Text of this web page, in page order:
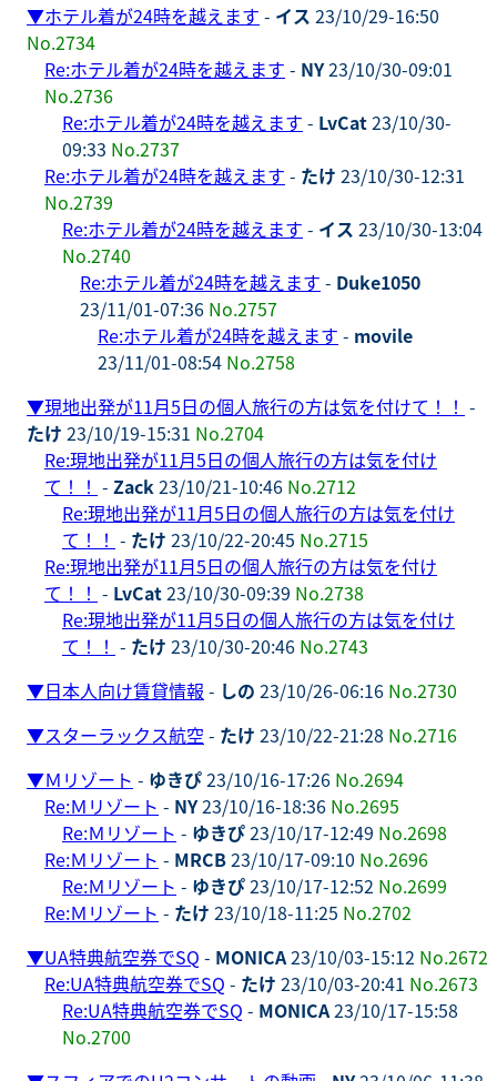
▼ホテル着が24時を越えます - イス 23/10/29-16:50
No.2734
Re:ホテル着が24時を越えます - NY23/10/30-09:01
No.2736
Re:ホテル着が24時を越えます - LvCat23/10/30-
09:33 No.2737
Re:ホテル着が24時を越えます - たけ 23/10/30-12:31
No.2739
Re:ホテル着が24時を越えます - イス 23/10/30-13:04
No.2740
Re:ホテル着が24時を越えます - Duke1050
23/11/01-07:36 No.2757
Re:ホテル着が24時を越えます - movile
23/11/01-08:54 No.2758
▼現地出発が11月5日の個人旅行の方は気を付けて！！ -
たけ 23/10/19-15:31 No.2704
Re:現地出発が11月5日の個人旅行の方は気を付け
て！！ - Zack23/10/21-10:46 No.2712
Re:現地出発が11月5日の個人旅行の方は気を付け
て！！ - たけ 23/10/22-20:45 No.2715
Re:現地出発が11月5日の個人旅行の方は気を付け
て！！ - LvCat23/10/30-09:39 No.2738
Re:現地出発が11月5日の個人旅行の方は気を付け
て！！ - たけ 23/10/30-20:46 No.2743
▼日本人向け賃貸情報 - しの 23/10/26-06:16 No.2730
▼スターラックス航空 - たけ 23/10/22-21:28 No.2716
▼Ｍリゾート - ゆきぴ23/10/16-17:26 No.2694
Re:Ｍリゾート - NY23/10/16-18:36 No.2695
Re:Ｍリゾート - ゆきぴ23/10/17-12:49 No.2698
Re:Ｍリゾート - MRCB23/10/17-09:10 No.2696
Re:Ｍリゾート - ゆきぴ23/10/17-12:52 No.2699
Re:Ｍリゾート - たけ 23/10/18-11:25 No.2702
▼UA特典航空券でSQ - MONICA23/10/03-15:12 No.2672
Re:UA特典航空券でSQ - たけ 23/10/03-20:41 No.2673
Re:UA特典航空券でSQ - MONICA23/10/17-15:58
No.2700